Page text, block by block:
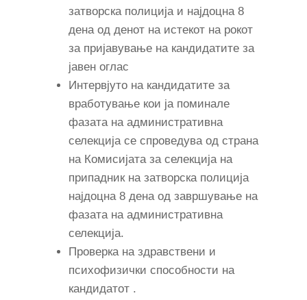
затворска полиција и најдоцна 8
дена од денот на истекот на рокот
за пријавување на кандидатите за
јавен оглас
Интервјуто на кандидатите за
вработување кои ја поминале
фазата на административна
селекција се спроведува од страна
на Комисијата за селекција на
припадник на затворска полиција
најдоцна 8 дена од завршување на
фазата на административна
селекција.
Проверка на здравствени и
психофизички способности на
кандидатот .